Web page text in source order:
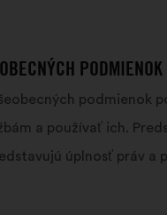
PODMIENOK
podmienok
a používať ich.
úplnosť práv a